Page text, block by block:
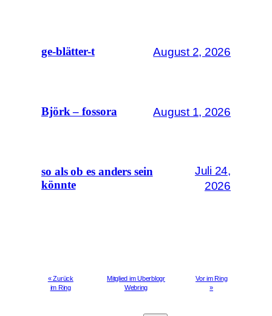
ge-blätter-t August 2, 2026
Björk – fossora August 1, 2026
so als ob es anders sein
könnte
Juli 24,
2026
« Zurück
im Ring
Mitglied im Uberblogr
Webring
Vor im Ring
»